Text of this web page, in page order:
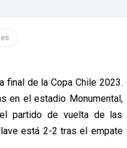
final de la Copa Chile 2023.
en el estadio Monumental,
partido de vuelta de las
está 2-2 tras el empate